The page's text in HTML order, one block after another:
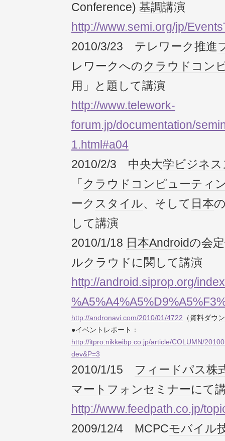
Conference) 基調講演
http://www.semi.org/jp/
2010/3/23 テレワーク推進
レワークへのクラウドコン
用」と題して講演
http://www.telework-
forum.jp/documentation/
1.html#a04
2010/2/3 中央大学ビジネ
「 クラウドコンピューティ
ーク スタイル、そして 日本
して講演
2010/1/18 日本Androidの会
ルクラウド に関して講演
http://android.siprop.org/
http://andronavi.com/2010/01/4722 （資料ダウ
●イベント レポート ：
http://itpro.nikkeibp.co.jp/article/COLUMN/
dev&P=3
2010/1/15 フィードパス株
マートフォンセミナーにて
http://www.feedpath.co.jp/
2009/12/4 MCPCモバイル